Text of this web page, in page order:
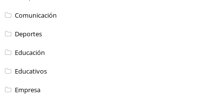
Comunicación
Deportes
Educación
Educativos
Empresa